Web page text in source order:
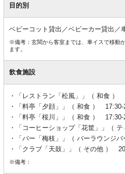
目的別
ベビーコット貸出／ベビーカー貸出／
※備考：玄関から客室までは、車イスで移動
ます。
飲食施設
「レストラン「松風」」（ 和食 ）
「料亭「夕顔」」（ 和食 ） 17:30-
「料亭「桜川」」（ 和食 ） 17:30-
「コーヒーショップ「花筐」」（
「バー「梅枝」」（ バーラウンジ
「クラブ「天鼓」」（ その他 ）
※備考：